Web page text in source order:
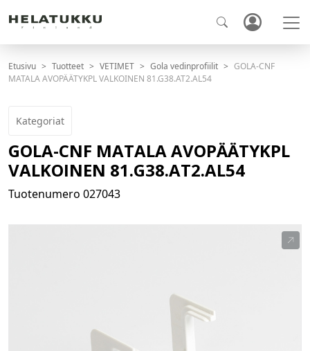
Etusivu Tuotteet VETIMET Gola vedinprofiilit
GOLA-CNF
MATALA AVOPÄÄTYKPL VALKOINEN 81.G38.AT2.AL54
Kategoriat
GOLA-CNF MATALA AVOPÄÄTYKPL
VALKOINEN 81.G38.AT2.AL54
Tuotenumero 027043